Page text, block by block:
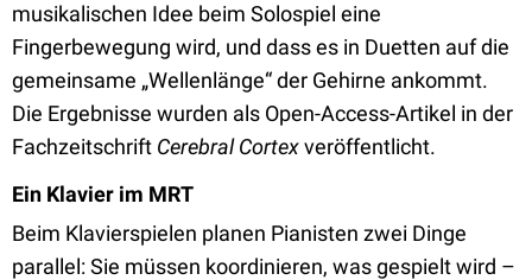
musikalischen Idee beim Solospiel eine
Fingerbewegung wird, und dass es in Duetten auf die
gemeinsame „Wellenlänge“ der Gehirne ankommt.
Die Ergebnisse wurden als Open-Access-Artikel in der
Fachzeitschrift Cerebral Cortexveröffentlicht.
Ein Klavier im MRT
Beim Klavierspielen planen Pianisten zwei Dinge
parallel: Sie müssen koordinieren, was gespielt wird –